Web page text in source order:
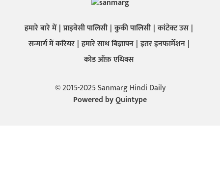
हमारे बारे में प्राइवेसी पालिसी कुकी पालिसी कांटेक्ट उस
सन्मार्ग में करियर हमारे साथ बिज्ञापन इतर इनफार्मेशन
कोड ऑफ़ एथिक्स
© 2015-2025 Sanmarg Hindi Daily
Powered byQuintype